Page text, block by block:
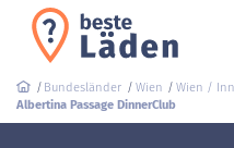
Bundesländer Wien Wien /
Albertina Passage DinnerClub